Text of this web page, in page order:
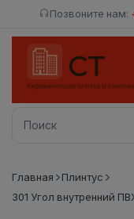
Позвоните нам:
Главная
Плинтус
301 Угол внутренний